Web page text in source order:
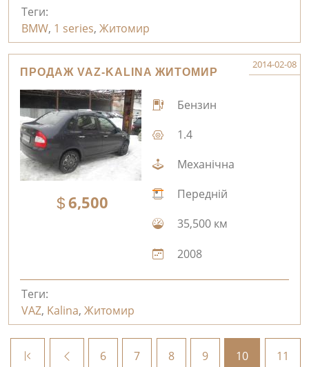
Теги:
BMW, 1 series, Житомир
ПРОДАЖ VAZ-KALINA ЖИТОМИР
2014-02-08
6,500
Бензин
1.4
Механічна
Передній
35,500 км
2008
Теги:
VAZ, Kalina, Житомир
6 7 8 9 10 11